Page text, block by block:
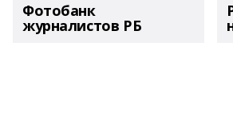
Фотобанк
журналистов РБ